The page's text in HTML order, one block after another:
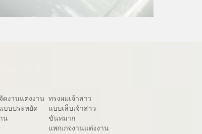
ดงานแต่งงาน
บบประหยัด
น
ทรงผมเจ้าสาว
แบบเล็บเจ้าสาว
ขันหมาก
แพกเกจงานแต่งงาน